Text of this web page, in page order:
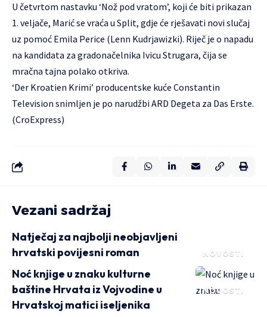
U četvrtom nastavku ‘Nož pod vratom’, koji će biti prikazan
1. veljače, Marić se vraća u Split, gdje će rješavati novi slučaj
uz pomoć Emila Perice (Lenn Kudrjawizki). Riječ je o napadu
na kandidata za gradonačelnika Ivicu Strugara, čija se
mračna tajna polako otkriva.
‘Der Kroatien Krimi’ producentske kuće Constantin
Television snimljen je po narudžbi ARD Degeta za Das Erste.
(CroExpress)
Vezani sadržaj
NOVOSTI
Natječaj za najbolji neobjavljeni
hrvatski povijesni roman
NOVOSTI
Noć knjige u znaku kulturne
baštine Hrvata iz Vojvodine u
Hrvatskoj matici iseljenika